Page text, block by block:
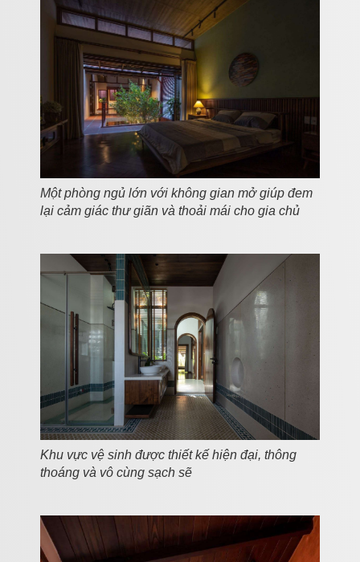
Một phòng ngủ lớn với không gian mở giúp đem
lại cảm giác thư giãn và thoải mái cho gia chủ
Khu vực vệ sinh được thiết kế hiện đại, thông
thoáng và vô cùng sạch sẽ